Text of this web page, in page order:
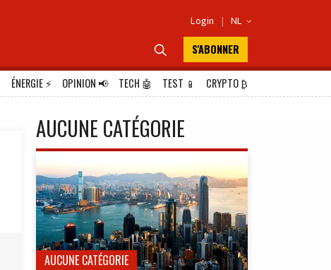
Login | NL 
 S'ABONNER
ÉNERGIE⚡ OPINION📢 TECH 🤖 TEST 📱 CRYPTO₿
AUCUNE CATÉGORIE
AUCUNE CATÉGORIE